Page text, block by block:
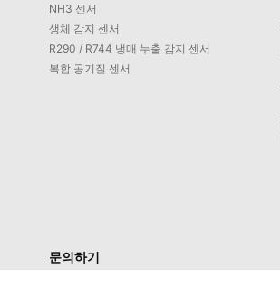
NH3 센서
생체 감지 센서
R290 / R744 냉매 누출 감지 센서
복합 공기질 센서
문의하기